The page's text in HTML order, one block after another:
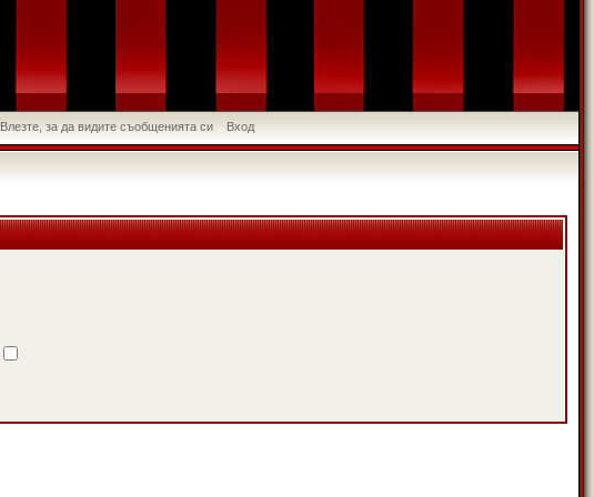
Влезте, за да видите съобщенията си Вход